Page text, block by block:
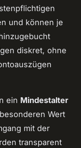
und können je
diskret, ohne
ein Mindestalter
Wert
mit der
transparent